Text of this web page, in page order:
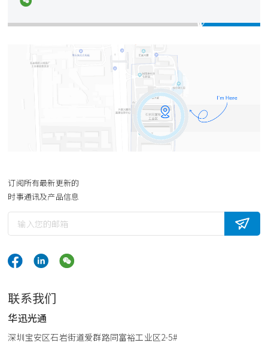
订阅所有最新更新的
时事通讯及产品信息
联系我们
华迅光通
深圳宝安区石岩街道爱群路同富裕工业区2-5#